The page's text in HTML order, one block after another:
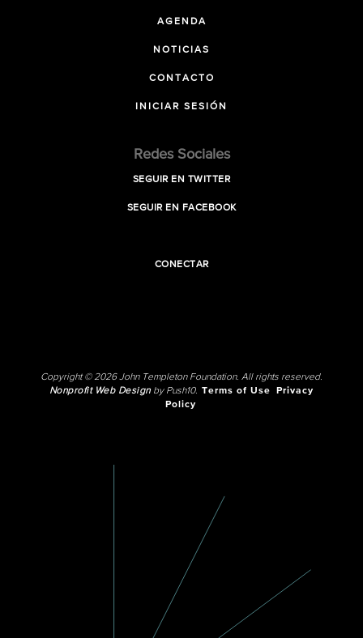
AGENDA
NOTICIAS
CONTACTO
INICIAR SESIÓN
Redes Sociales
SEGUIR EN TWITTER
SEGUIR EN FACEBOOK
CONECTAR
Copyright © 2026 John Templeton Foundation. All rights reserved.
Nonprofit Web Designby Push10. Terms of Use
Privacy
Policy